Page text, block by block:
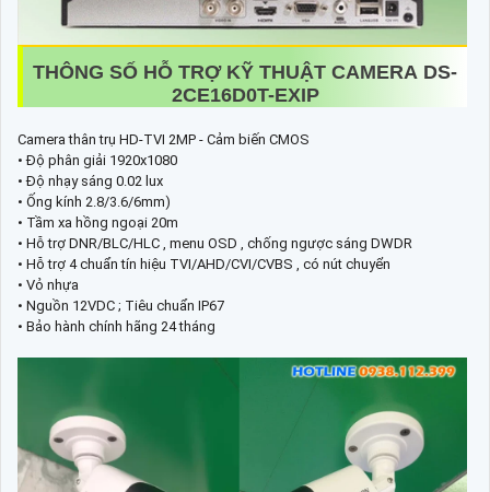
THÔNG SỐ HỖ TRỢ KỸ THUẬT CAMERA DS-
2CE16D0T-EXIP
Camera thân trụ HD-TVI 2MP - Cảm biến CMOS
• Độ phân giải 1920x1080
• Độ nhạy sáng 0.02 lux
• Ống kính 2.8/3.6/6mm)
• Tầm xa hồng ngoại 20m
• Hỗ trợ DNR/BLC/HLC , menu OSD , chống ngược sáng DWDR
• Hỗ trợ 4 chuẩn tín hiệu TVI/AHD/CVI/CVBS , có nút chuyển
• Vỏ nhựa
• Nguồn 12VDC ; Tiêu chuẩn IP67
• Bảo hành chính hãng 24 tháng